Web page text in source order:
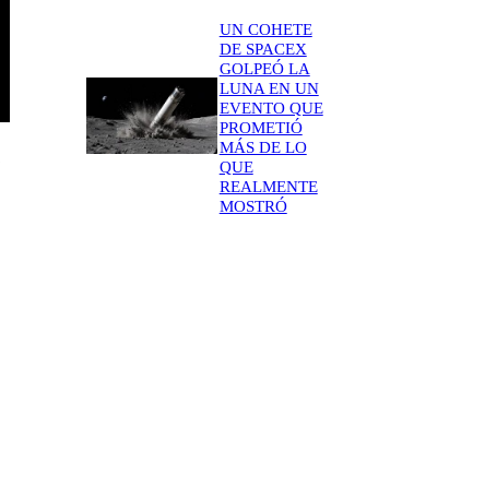
UN COHETE
DE SPACEX
GOLPEÓ LA
LUNA EN UN
EVENTO QUE
PROMETIÓ
MÁS DE LO
QUE
REALMENTE
MOSTRÓ